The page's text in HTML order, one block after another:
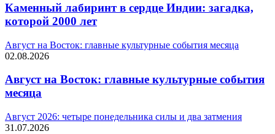
Каменный лабиринт в сердце Индии: загадка,
которой 2000 лет
Август на Восток: главные культурные события месяца
02.08.2026
Август на Восток: главные культурные события
месяца
Август 2026: четыре понедельника силы и два затмения
31.07.2026